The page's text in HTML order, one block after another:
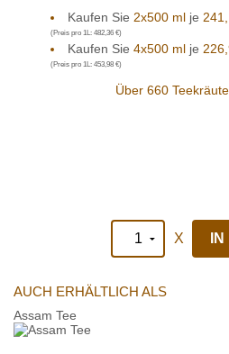
Kaufen Sie 2x500 ml je
(Preis pro 1L: 482,36 €)
Kaufen Sie 4x500 ml je
(Preis pro 1L: 453,98 €)
Über 660
X
AUCH ERHÄLTLICH ALS
Assam Tee